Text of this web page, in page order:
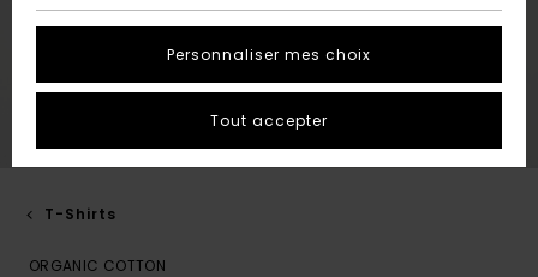
T-Shirts
ORGANIC COTTON
Personnaliser mes choix
Tout accepter